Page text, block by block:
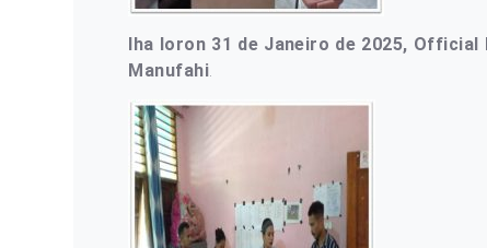
Iha loron 31 de Janeiro de 2025, Official
Manufahi.